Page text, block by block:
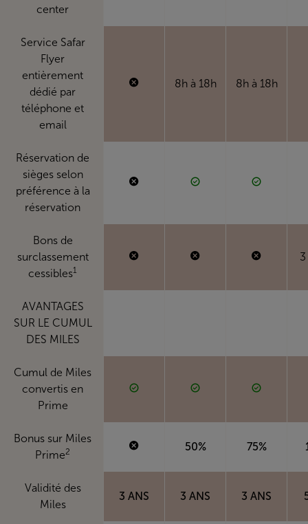
center
Service Safar
Flyer
entièrement
dédié par
téléphone et
email
8h à 18h 8h à 18h
Réservation de
sièges selon
préférence à la
réservation
Bons de
surclassement
cessibles1
AVANTAGES
SUR LE CUMUL
DES MILES
Cumul de Miles
convertis en
Prime
Bonus sur Miles
Prime2 50% 75%
Validité des
Miles
3 ANS 3 ANS 3 ANS